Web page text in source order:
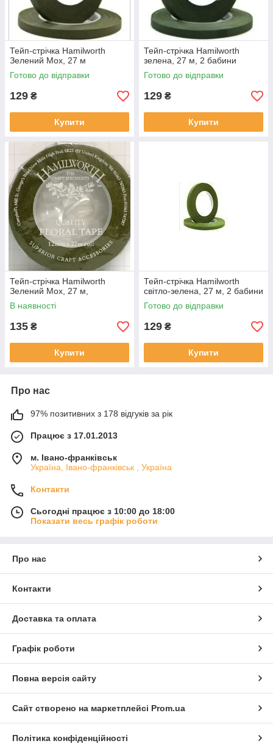
Тейп-стрічка Hamilworth
Зелений Мох, 27 м
Готово до відправки
129 ₴
Купити
Тейп-стрічка Hamilworth
зелена, 27 м, 2 бабини
Готово до відправки
129 ₴
Купити
Тейп-стрічка Hamilworth
Зелений Мох, 27 м,
В наявності
135 ₴
Купити
Тейп-стрічка Hamilworth
світло-зелена, 27 м, 2 бабини
Готово до відправки
129 ₴
Купити
Про нас
97% позитивних з 178 відгуків за рік
Працює з 17.01.2013
м. Івано-франківськ
Україна, Івано-франківськ , Україна
Контакти
Сьогодні працює з 10:00 до 18:00
Показати весь графік роботи
Про нас
Контакти
Доставка та оплата
Графік роботи
Повна версія сайту
Сайт створено на маркетплейсі Prom.ua
Політика конфіденційності